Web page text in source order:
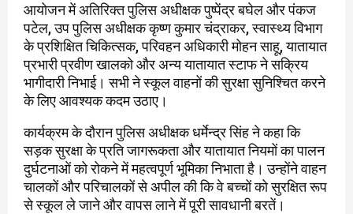
आयोजन में अतिरिक्त पुलिस अधीक्षक पुष्पेंद्र बघेल और पंकज
पटेल, उप पुलिस अधीक्षक कृष्ण कुमार चंद्राकर, स्वास्थ्य विभाग
के प्रशिक्षित चिकित्सक, परिवहन अधिकारी मोहन साहू, यातायात
प्रभारी प्रवीण खालको और अन्य यातायात स्टाफ ने सक्रिय
भागीदारी निभाई। सभी ने स्कूल वाहनों की सुरक्षा सुनिश्चित करने
के लिए आवश्यक कदम उठाए।
कार्यक्रम के दौरान पुलिस अधीक्षक धर्मेन्द्र सिंह ने कहा कि
सड़क सुरक्षा के प्रति जागरूकता और यातायात नियमों का पालन
दुर्घटनाओं को रोकने में महत्वपूर्ण भूमिका निभाता है। उन्होंने वाहन
चालकों और परिचालकों से अपील की कि वे बच्चों को सुरक्षित रूप
से स्कूल ले जाने और वापस लाने में पूरी सावधानी बरतें।